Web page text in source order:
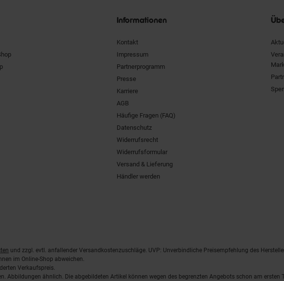
Informationen
Kontakt
Impressum
Partnerprogramm
Presse
Karriere
AGB
Häufige Fragen (FAQ)
Datenschutz
Widerrufsrecht
Widerrufsformular
Versand & Lieferung
Händler werden
und zzgl. evtl. anfallender Versandkostenzuschläge. UVP: Unverbindliche Preisempfehlung des
im Online-Shop abweichen.
Verkaufspreis.
Abbildungen ähnlich. Die abgebildeten Artikel können wegen des begrenzten Angebots schon am ersten